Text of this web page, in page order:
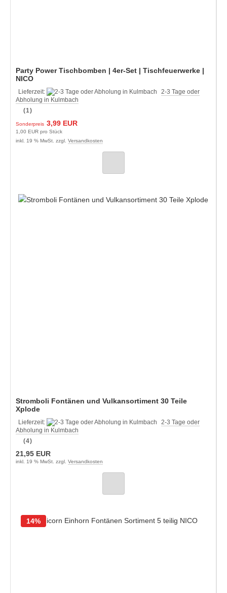
Party Power Tischbomben | 4er-Set | Tischfeuerwerke |
NICO
Lieferzeit:
2-3 Tage oder
Abholung in Kulmbach
(1)
Sonderpreis 3,99 EUR
1,00 EUR pro Stück
inkl. 19 % MwSt. zzgl. Versandkosten
Stromboli Fontänen und Vulkansortiment 30 Teile
Xplode
Lieferzeit:
2-3 Tage oder
Abholung in Kulmbach
(4)
21,95 EUR
inkl. 19 % MwSt. zzgl. Versandkosten
14%